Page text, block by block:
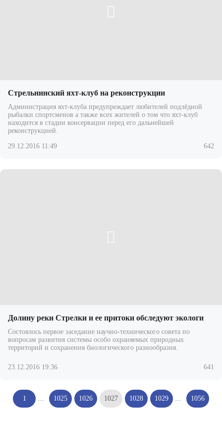
Стрельнинский яхт-клуб на реконструкции
Администрация яхт-клуба предупреждает любителей подлёдной
рыбалки спортсменов а также всех жителей о том что яхт-клуб
находится в стадии консервации перед его дальнейшей
реконструкцией.
29.12.2016 11:49 642
Долину реки Стрелки и ее притоки обследуют экологи
Состоялось первое заседание научно-технического совета по
вопросам развития системы особо охраняемых природных
территорий и сохранения биологического разнообразия.
23.12.2016 19:36 641
1 1025 1026 1027 1028 1029 1056